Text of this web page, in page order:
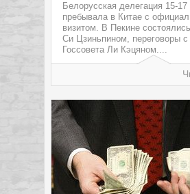
Белорусская делегация 15-
пребывала в Китае с
визитом. В Пекине
Си Цзиньпином, переговоры
Госсовета Ли Кэцяном....